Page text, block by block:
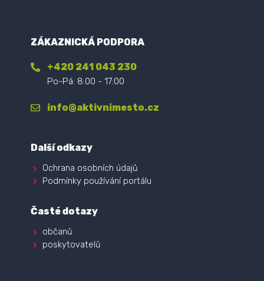
Další odkazy
Ochrana osobních údajů
Podmínky používání portálu
Časté dotazy
občanů
poskytovatelů
ZÁKAZNICKÁ PODPORA
+420 241 043 230
Po-Pá: 8:00 - 17:00
info@aktivnimesto.cz